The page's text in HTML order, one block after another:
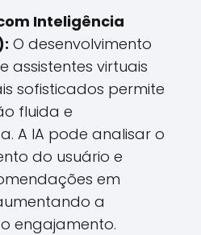
Inteligência
O desenvolvimento
assistentes virtuais
sofisticados permite
fluida e
A IA pode analisar o
do usuário e
em
a
engajamento.